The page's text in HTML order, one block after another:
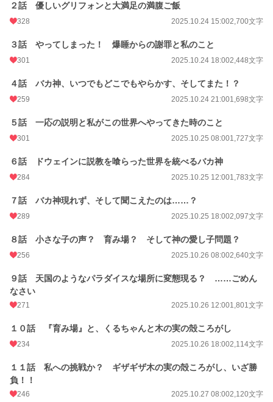
ファンタジー
お気に入り 596
24h.ポイント
文字数 79,530
更新日時
初回公開日時 2025.10.24 12:01
月間ポイント 1,450 pt (19,308 位)
累計ポイント
２話 優しいグリフォンと大満足の満腹ご飯
328 2025.10.24 15:002,700文字
３話 やってしまった！ 爆睡からの謝罪と私のこと
301 2025.10.24 18:002,448文字
４話 バカ神、いつでもどこでもやらかす、そしてまた！？
259 2025.10.24 21:001,698文字
５話 一応の説明と私がこの世界へやってきた時のこと
301 2025.10.25 08:001,727文字
６話 ドウェインに説教を喰らった世界を統べるバカ神
284 2025.10.25 12:001,783文字
７話 バカ神現れず、そして聞こえたのは……？
289 2025.10.25 18:002,097文字
８話 小さな子の声？ 育み場？ そして神の愛し子問題？
256 2025.10.26 08:002,640文字
９話 天国のようなパラダイスな場所に変態現る？ ……ごめん
なさい
271 2025.10.26 12:001,801文字
１０話 『育み場』と、くるちゃんと木の実の殻ころがし
234 2025.10.26 18:002,114文字
１１話 私への挑戦か？ ギザギザ木の実の殻ころがし、いざ勝
負！！
246 2025.10.27 08:002,120文字